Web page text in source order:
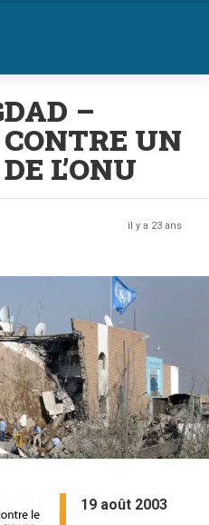
–
UN
L’ONU
il y a 23 ans
19 août 2003